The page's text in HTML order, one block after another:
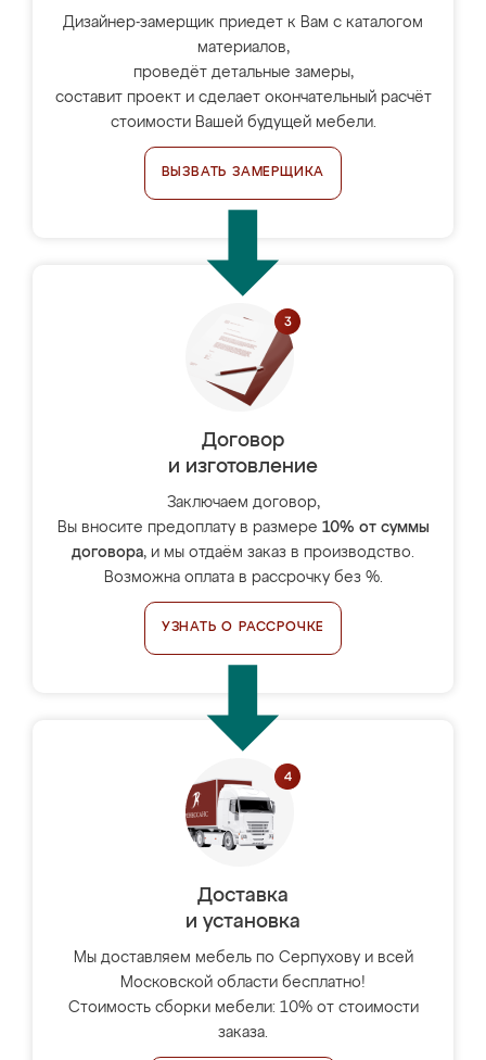
Дизайнер-замерщик приедет к Вам с каталогом
материалов,
проведёт детальные замеры,
составит проект и сделает окончательный расчёт
стоимости Вашей будущей мебели.
ВЫЗВАТЬ ЗАМЕРЩИКА
Договор
и изготовление
Заключаем договор,
Вы вносите предоплату в размере 10% от суммы
договора, и мы отдаём заказ в производство.
Возможна оплата в рассрочку без %.
УЗНАТЬ О РАССРОЧКЕ
Доставка
и установка
Мы доставляем мебель по Серпухову и всей
Московской области бесплатно!
Стоимость сборки мебели: 10% от стоимости
заказа.